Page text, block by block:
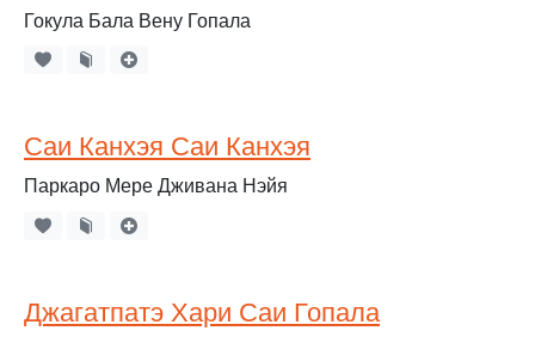
Гокула Бала Вену Гопала
Саи Канхэя Саи Канхэя
Паркаро Мере Дживана Нэйя
Джагатпатэ Хари Саи Гопала